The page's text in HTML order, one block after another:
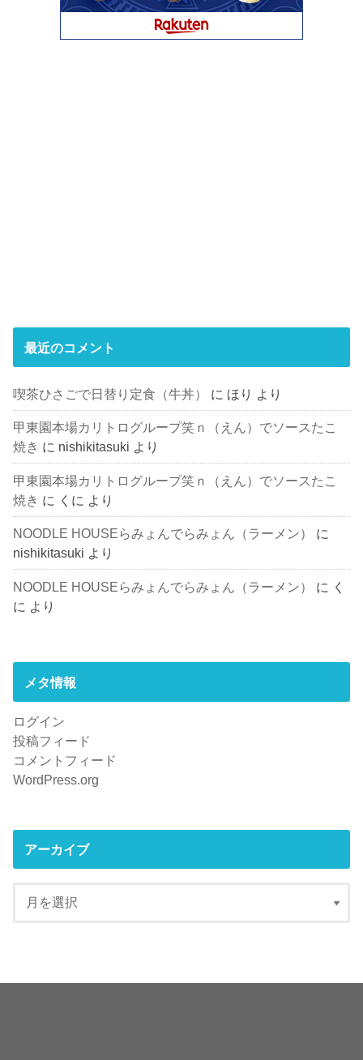
最近のコメント
喫茶ひさごで日替り定食（牛丼） に ほり より
甲東園本場カリトログループ笑ｎ（えん）でソースたこ
焼き に nishikitasuki より
甲東園本場カリトログループ笑ｎ（えん）でソースたこ
焼き に くに より
NOODLE HOUSEらみょんでらみょん（ラーメン）
に
nishikitasuki より
NOODLE HOUSEらみょんでらみょん（ラーメン） に く
に より
メタ情報
ログイン
投稿フィード
コメントフィード
WordPress.org
アーカイブ